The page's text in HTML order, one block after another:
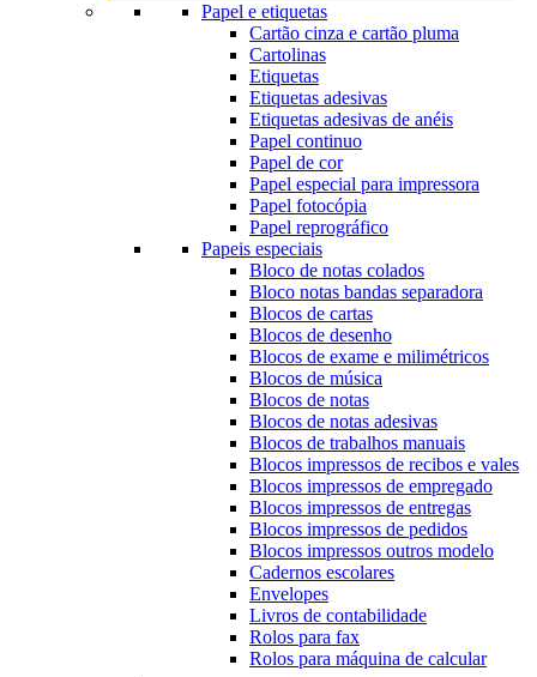
Papel e etiquetas
Cartão cinza e cartão pluma
Cartolinas
Etiquetas
Etiquetas adesivas
Etiquetas adesivas de anéis
Papel continuo
Papel de cor
Papel especial para impressora
Papel fotocópia
Papel reprográfico
Papeis especiais
Bloco de notas colados
Bloco notas bandas separadora
Blocos de cartas
Blocos de desenho
Blocos de exame e milimétricos
Blocos de música
Blocos de notas
Blocos de notas adesivas
Blocos de trabalhos manuais
Blocos impressos de recibos e vales
Blocos impressos de empregado
Blocos impressos de entregas
Blocos impressos de pedidos
Blocos impressos outros modelo
Cadernos escolares
Envelopes
Livros de contabilidade
Rolos para fax
Rolos para máquina de calcular